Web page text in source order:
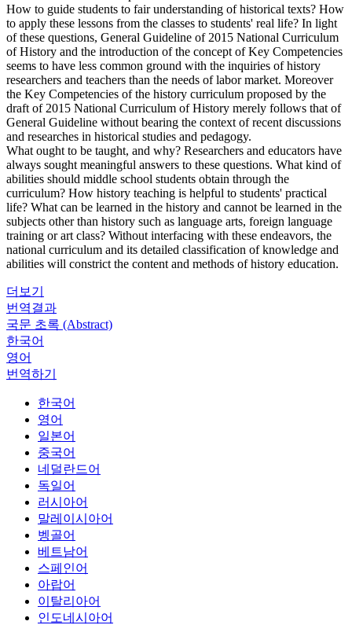
How to guide students to fair understanding of historical texts? How
to apply these lessons from the classes to students' real life? In light
of these questions, General Guideline of 2015 National Curriculum
of History and the introduction of the concept of Key Competencies
seems to have less common ground with the inquiries of history
researchers and teachers than the needs of labor market. Moreover
the Key Competencies of the history curriculum proposed by the
draft of 2015 National Curriculum of History merely follows that of
General Guideline without bearing the context of recent discussions
and researches in historical studies and pedagogy.
What ought to be taught, and why? Researchers and educators have
always sought meaningful answers to these questions. What kind of
abilities should middle school students obtain through the
curriculum? How history teaching is helpful to students' practical
life? What can be learned in the history and cannot be learned in the
subjects other than history such as language arts, foreign language
training or art class? Without interfacing with these endeavors, the
national curriculum and its detailed classification of knowledge and
abilities will constrict the content and methods of history education.
더보기
번역결과
국문 초록 (Abstract)
한국어
영어
번역하기
한국어
영어
일본어
중국어
네덜란드어
독일어
러시아어
말레이시아어
벵골어
베트남어
스페인어
아랍어
이탈리아어
인도네시아어